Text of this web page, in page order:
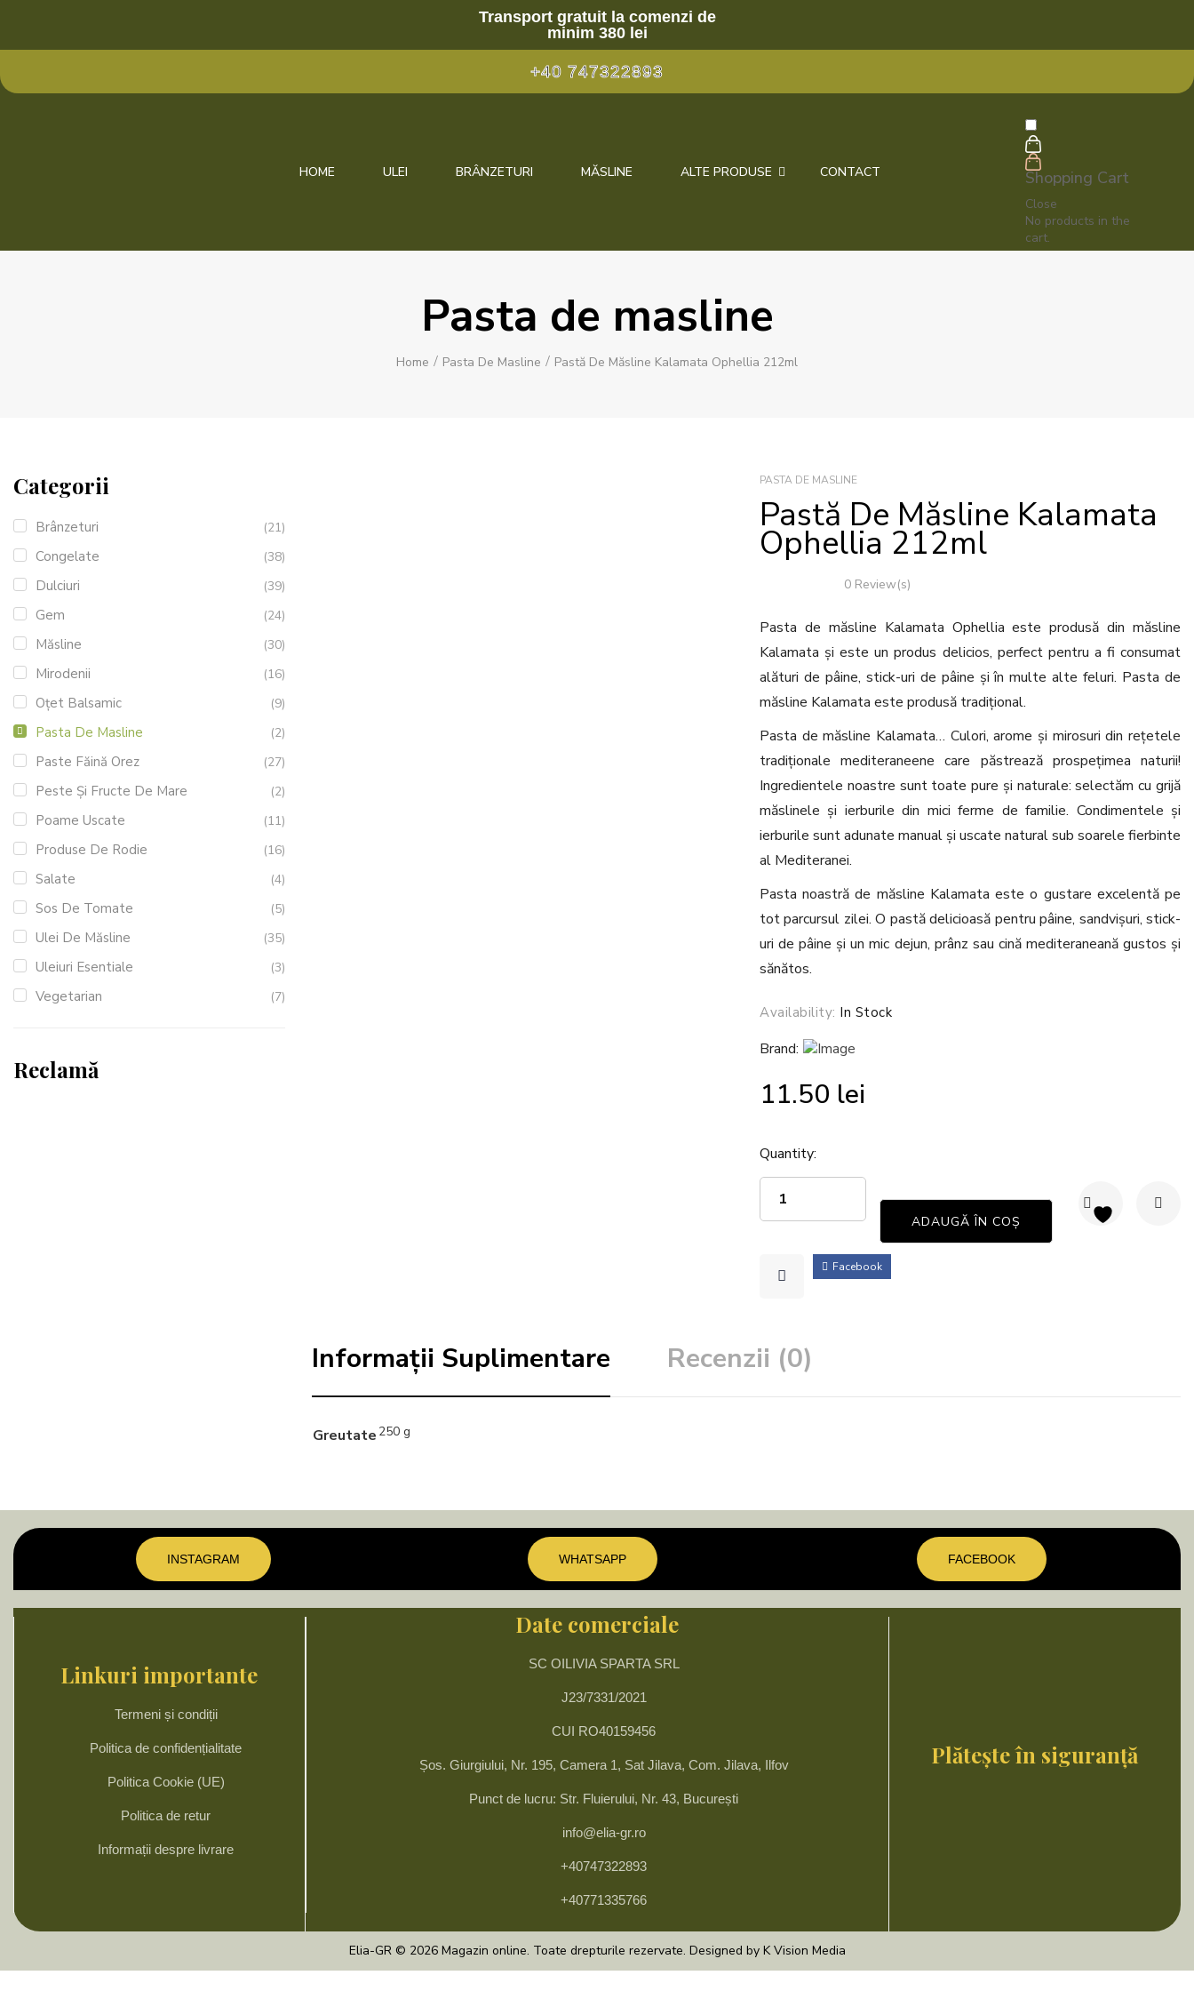
Transport gratuit la comenzi de
minim 380 lei
+40 747322893
HOME ULEI BRÂNZETURI MĂSLINE ALTE PRODUSE CONTACT Shopping Cart
Close
No products in the
cart.
Pasta de masline
Home Pasta De Masline Pastă De Măsline Kalamata Ophellia 212ml
Categorii
Brânzeturi (21)
Congelate (38)
Dulciuri (39)
Gem (24)
Măsline (30)
Mirodenii (16)
Oțet Balsamic (9)
Pasta De Masline (2)
Paste Făină Orez (27)
Peste Și Fructe De Mare (2)
Poame Uscate (11)
Produse De Rodie (16)
Salate (4)
Sos De Tomate (5)
Ulei De Măsline (35)
Uleiuri Esentiale (3)
Vegetarian (7)
Reclamă
PASTA DE MASLINE
Pastă De Măsline Kalamata
Ophellia 212ml
0 Review(s)
Pasta de măsline Kalamata Ophellia este produsă din măsline
Kalamata și este un produs delicios, perfect pentru a fi consumat
alături de pâine, stick-uri de pâine și în multe alte feluri. Pasta de
măsline Kalamata este produsă tradițional.
Pasta de măsline Kalamata… Culori, arome și mirosuri din rețetele
tradiționale mediteraneene care păstrează prospețimea naturii!
Ingredientele noastre sunt toate pure și naturale: selectăm cu grijă
măslinele și ierburile din mici ferme de familie. Condimentele și
ierburile sunt adunate manual și uscate natural sub soarele fierbinte
al Mediteranei.
Pasta noastră de măsline Kalamata este o gustare excelentă pe
tot parcursul zilei. O pastă delicioasă pentru pâine, sandvișuri, stick-
uri de pâine și un mic dejun, prânz sau cină mediteraneană gustos și
sănătos.
Availability: In Stock
Brand:
11.50 lei
Quantity:
ADAUGĂ ÎN COȘ
Facebook
Informații Suplimentare Recenzii (0)
Greutate 250 g
INSTAGRAM WHATSAPP FACEBOOK
Linkuri importante
Termeni și condiții
Politica de confidențialitate
Politica Cookie (UE)
Politica de retur
Informații despre livrare
Date comerciale
SC OILIVIA SPARTA SRL
J23/7331/2021
CUI RO40159456
Șos. Giurgiului, Nr. 195, Camera 1, Sat Jilava, Com. Jilava, Ilfov
Punct de lucru: Str. Fluierului, Nr. 43, București
info@elia-gr.ro
+40747322893
+40771335766
Plătește în siguranță
Elia-GR © 2026 Magazin online. Toate drepturile rezervate. Designed by K Vision Media